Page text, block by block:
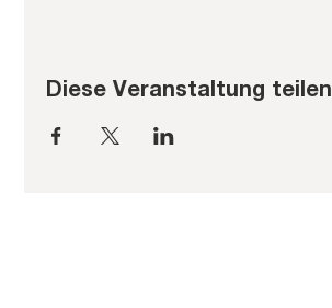
Diese Veranstaltung teilen